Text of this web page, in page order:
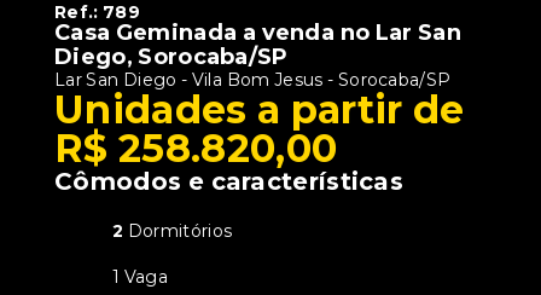
Ref.: 789
Casa Geminada a venda no Lar San
Diego, Sorocaba/SP
Lar San Diego - Vila Bom Jesus - Sorocaba/SP
Unidades a partir de
R$ 258.820,00
Cômodos e características
2 Dormitórios
1 Vaga